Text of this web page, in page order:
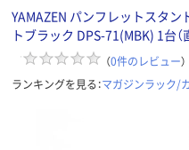
YAMAZEN パンフレットスタ
トブラック DPS-71(MBK) 1台（
（0件のレビュー）
ランキングを見る：マガジンラック/